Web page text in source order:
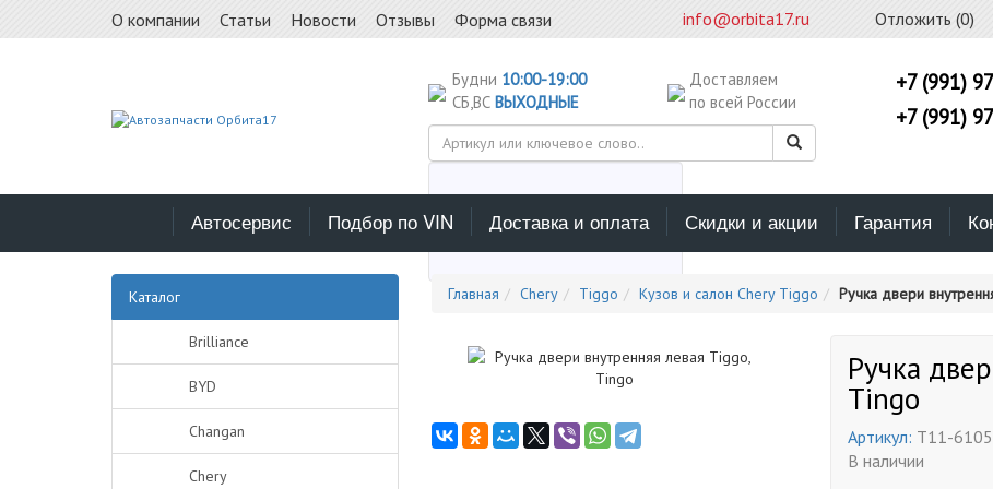
О компании Статьи Новости Отзывы Форма связи info@orbita17.ru Отложить (0)
Будни 10:00-19:00
СБ,ВС ВЫХОДНЫЕ
Доставляем
по всей России
Выберите каталог поиска
+7 (991)
+7 (991)
Автосервис Подбор по VIN Доставка и оплата Скидки и акции Гарантия
Каталог
Brilliance
BYD
Changan
Chery
Главная Chery Tiggo Кузов и салон Chery Tiggo Ручка двери
Ручка
Tingo
Артикул: T11-
В наличии